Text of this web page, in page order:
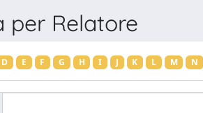
per Relatore
D E F G H I J K L M N